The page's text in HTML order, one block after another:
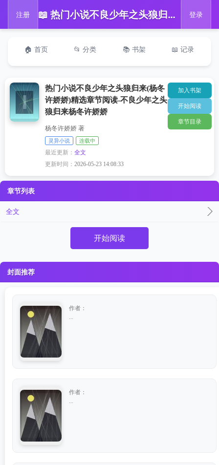
注册 📖 热门小说不良少年之头狼归来(杨冬许娇娇)精选章节阅读-不良少年之头狼归来杨冬许娇娇 登录
🏠 首页 📂 分类 📚 书架 📖 记录
热门小说不良少年之头狼归来(杨冬
许娇娇)精选章节阅读-不良少年之头
狼归来杨冬许娇娇
杨冬许娇娇 著
灵异小说 连载中
最近更新：全文
更新时间：2026-05-23 14:08:33
加入书架
开始阅读
章节目录
章节列表
全文
开始阅读
封面推荐
作者：
作者：